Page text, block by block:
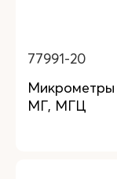
77991-20
МГ, МГЦ